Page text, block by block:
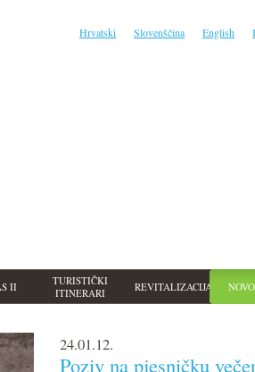
Hrvatski Slovenščina English
II
TURISTIČKI
ITINERARI
REVITALIZACIJA
24.01.12.
Poziv na pjesničku